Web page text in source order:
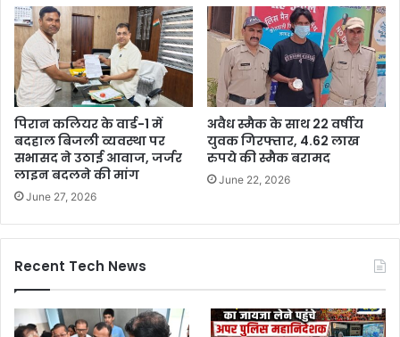
पिरान कलियर के वार्ड-1 में
बदहाल बिजली व्यवस्था पर
सभासद ने उठाई आवाज, जर्जर
लाइन बदलने की मांग
June 27, 2026
अवैध स्मैक के साथ 22 वर्षीय
युवक गिरफ्तार, 4.62 लाख
रुपये की स्मैक बरामद
June 22, 2026
Recent Tech News